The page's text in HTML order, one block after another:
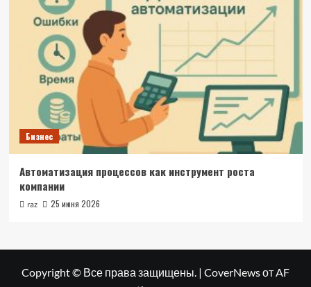
Бизнес
Автоматизация процессов как инструмент роста
компании
raz 25 июня 2026
Copyright © Все права защищены. | CoverNewsот AF